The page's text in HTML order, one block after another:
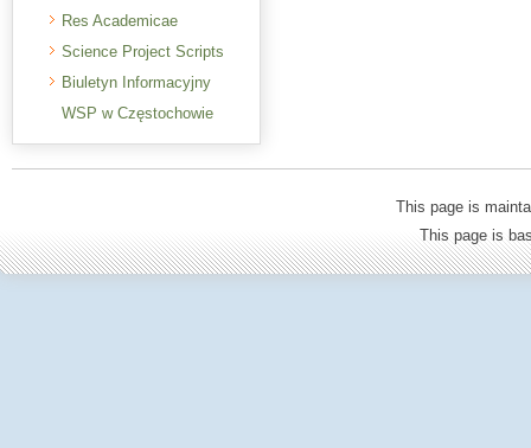
Res Academicae
Science Project Scripts
Biuletyn Informacyjny
WSP w Częstochowie
This page is
This page is